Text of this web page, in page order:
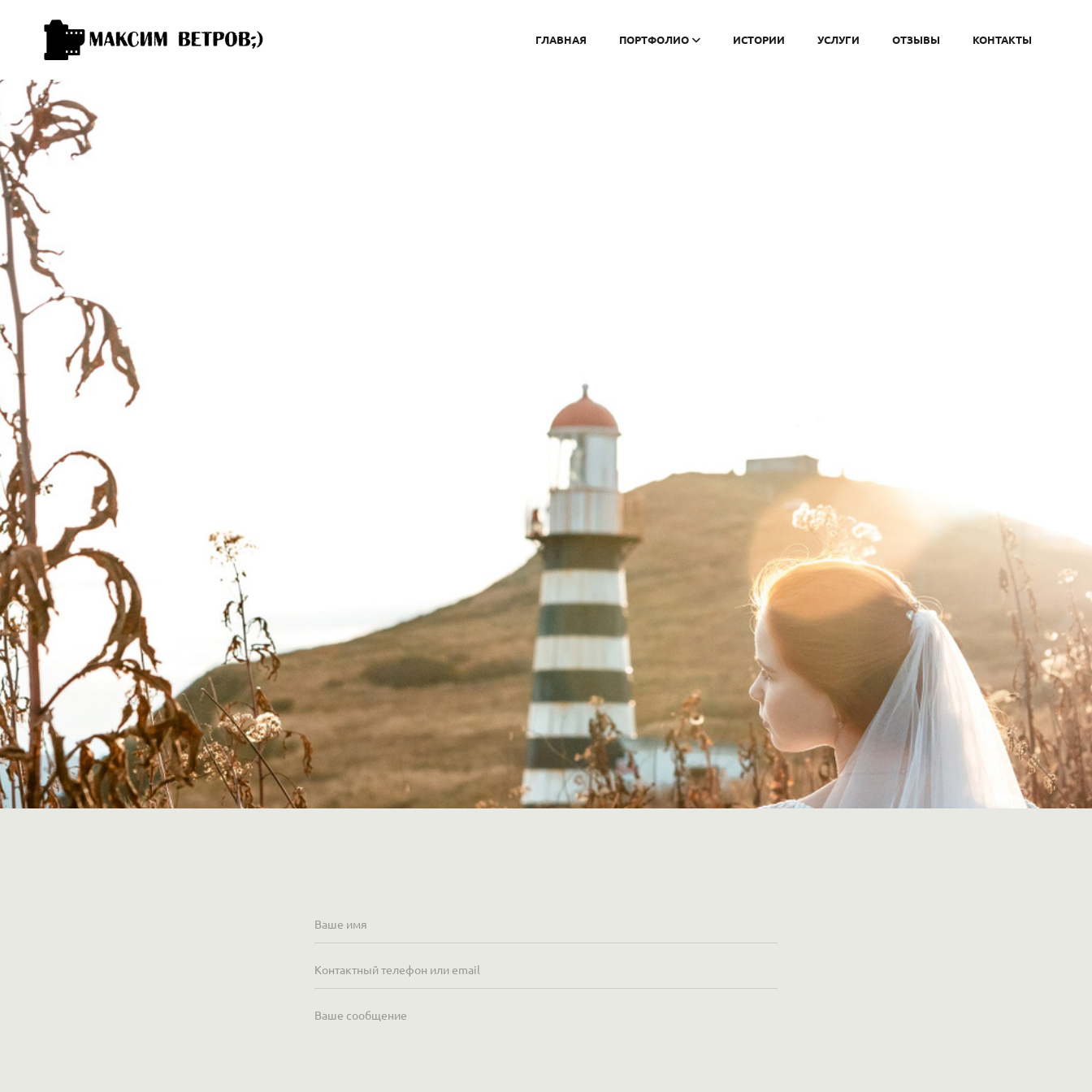
ГЛАВНАЯ ПОРТФОЛИО ИСТОРИИ УСЛУГИ ОТЗЫВЫ КОНТАКТЫ